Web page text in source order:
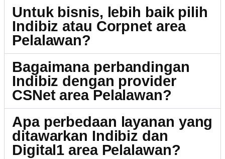
Untuk bisnis, lebih baik pilih
Indibiz atau Corpnet area
Pelalawan?
Bagaimana perbandingan
Indibiz dengan provider
CSNet area Pelalawan?
Apa perbedaan layanan yang
ditawarkan Indibiz dan
Digital1 area Pelalawan?